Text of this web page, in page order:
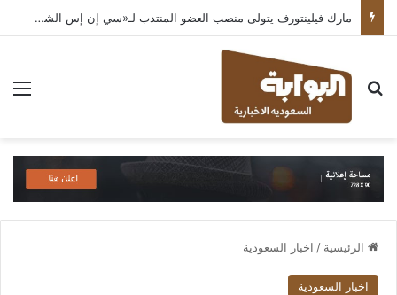
مارك فيلينتورف يتولى منصب العضو المنتدب لـ«سي إن إس الشرق الأوسط» ويشرف على شركات قطاع التكنولوجيا ضمن مجموعة غباش
بحث عن
الرئيسية / اخبار السعودية
اخبار السعودية